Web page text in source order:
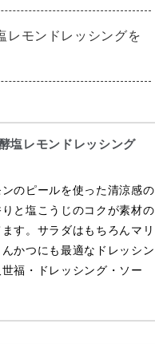
モンドレッシングを
塩レモンドレッシング
のピールを使った清涼感の
と塩こうじのコクが素材の
す。サラダはもちろんマリ
かつにも最適なドレッシン
福・ドレッシング・ソー